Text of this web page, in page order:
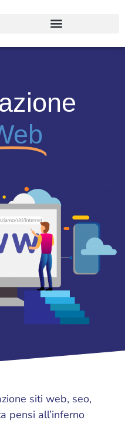
siti web, seo,
pensi all’inferno